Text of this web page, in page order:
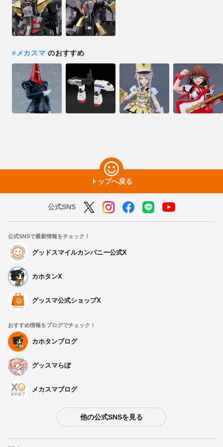
# メカスマ のおすすめ
トップへ戻る
公式SNS
公式SNSで最新情報をチェック！
グッドスマイルカンパニー公式X
カホタンX
グッスマ公式ショップX
おすすめ情報をブログでチェック！
カホタンブログ
グッスマらぼ
メカスマブログ
他の公式SNSを見る